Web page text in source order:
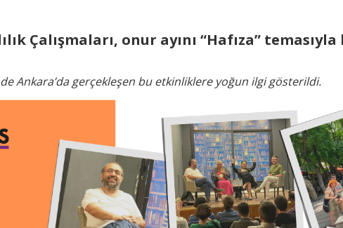
Çalışmaları, onur ayını “Hafıza” temasıyla
Ankara’da gerçekleşen bu etkinliklere yoğun ilgi gösterildi.